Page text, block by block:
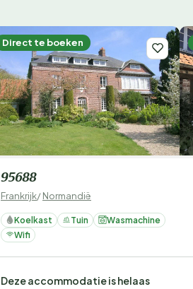
Direct te boeken
95688
Frankrijk/Normandië
Koelkast Tuin
Wasmachine
Wifi
Deze accommodatie is helaas